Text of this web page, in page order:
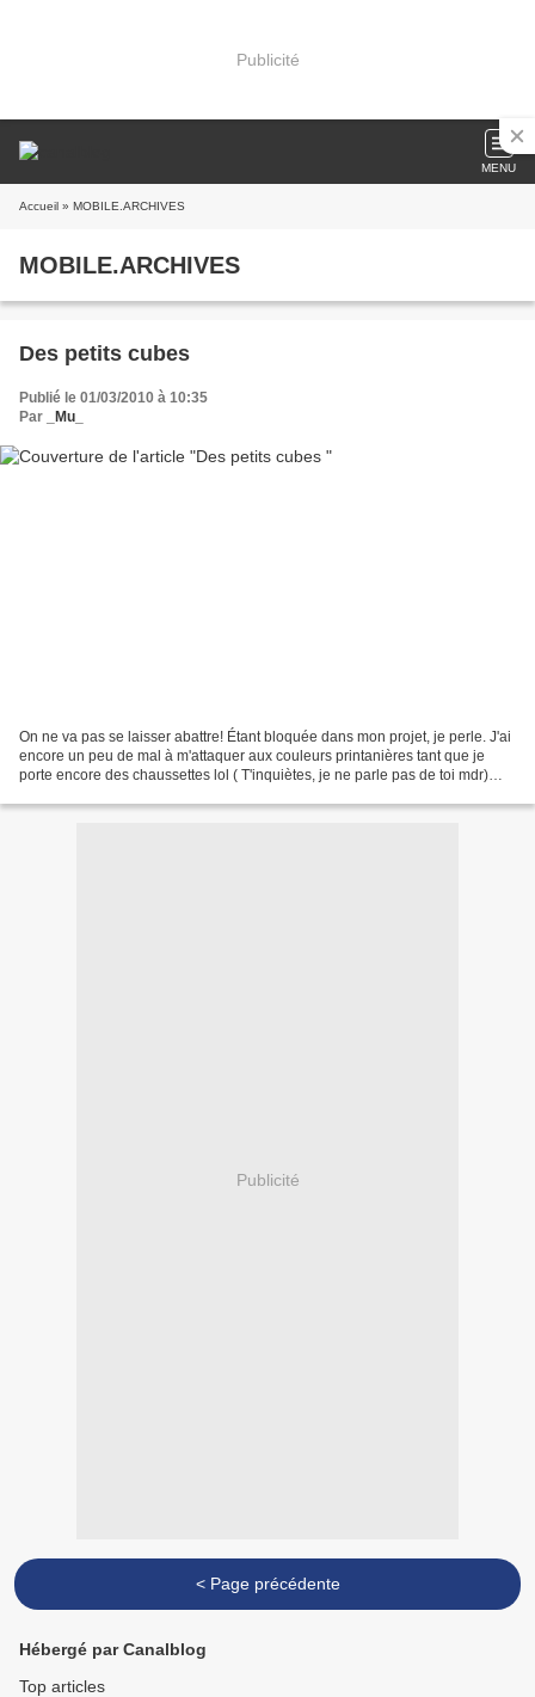
Publicité
MENU
Accueil » MOBILE.ARCHIVES
MOBILE.ARCHIVES
Des petits cubes
Publié le 01/03/2010 à 10:35
Par
_Mu_
On ne va pas se laisser abattre! Étant bloquée dans mon projet, je perle. J'ai
encore un peu de mal à m'attaquer aux couleurs printanières tant que je
porte encore des chaussettes lol ( T'inquiètes, je ne parle pas de toi mdr)
Publicité
< Page précédente
Hébergé par Canalblog
Top articles